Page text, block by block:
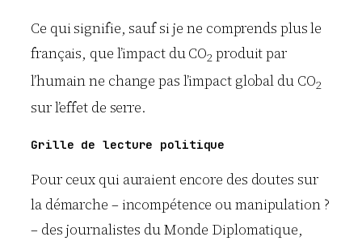
Ce qui signifie, sauf si je ne comprends plus le
français, que l’impact du CO2 produit par
l’humain ne change pas l’impact global du CO2
sur l’effet de serre.
Grille de lecture politique
Pour ceux qui auraient encore des doutes sur
la démarche – incompétence ou manipulation ?
– des journalistes du Monde Diplomatique,